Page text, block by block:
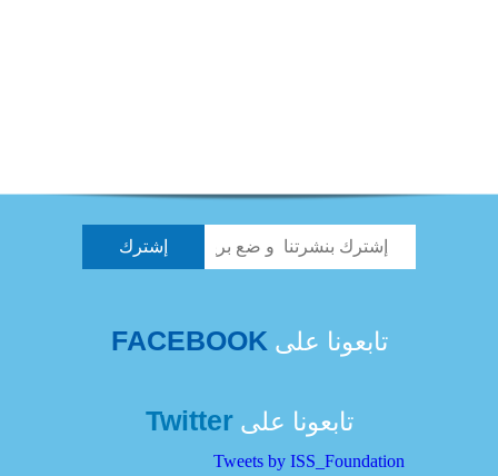
تابعونا على FACEBOOK
تابعونا علىTwitter
Tweets by ISS_Foundation